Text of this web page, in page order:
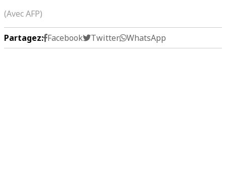
(Avec AFP)
Partagez: Facebook Twitter WhatsApp